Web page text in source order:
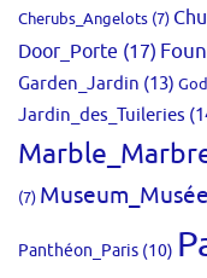
Cherubs_Angelots (7)
Door_Porte (17)
Garden_Jardin (13)
Jardin_des_Tuileries
(7) Museum_Musée
Panthéon_Paris (10)